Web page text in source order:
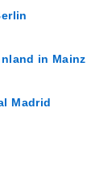
in Mainz
Madrid